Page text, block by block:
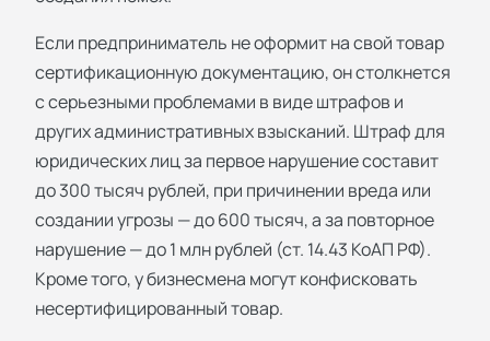
Если предприниматель не оформит на свой товар
сертификационную документацию, он столкнется
с серьезными проблемами в виде штрафов и
других административных взысканий. Штраф для
юридических лиц за первое нарушение составит
до 300 тысяч рублей, при причинении вреда или
создании угрозы — до 600 тысяч, а за повторное
нарушение — до 1 млн рублей (ст. 14.43 КоАП РФ).
Кроме того, у бизнесмена могут конфисковать
несертифицированный товар.